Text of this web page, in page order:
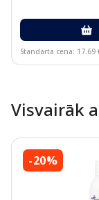
Standarta cena: 17.69
Visvairāk
-20%